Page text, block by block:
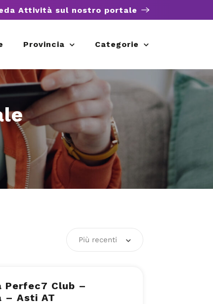
Attività sul nostro portale
Provincia Categorie
Più recenti
Perfec7 Club –
– Asti AT